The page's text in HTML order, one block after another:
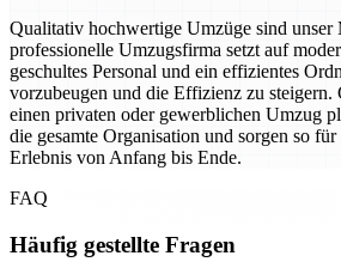
Qualitativ hochwertige Umzüge sind unser
professionelle Umzugsfirma setzt auf
geschultes Personal und ein effizientes
vorzubeugen und die Effizienz zu steigern.
einen privaten oder gewerblichen Umzug
die gesamte Organisation und sorgen so
Erlebnis von Anfang bis Ende.
FAQ
Häufig gestellte Fragen